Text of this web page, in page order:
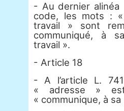
- Au dernier alinéa
code, les mots :
travail » sont
communiqué, à
travail ».
- Article 18
- A l’article L.
« adresse »
« communique, à